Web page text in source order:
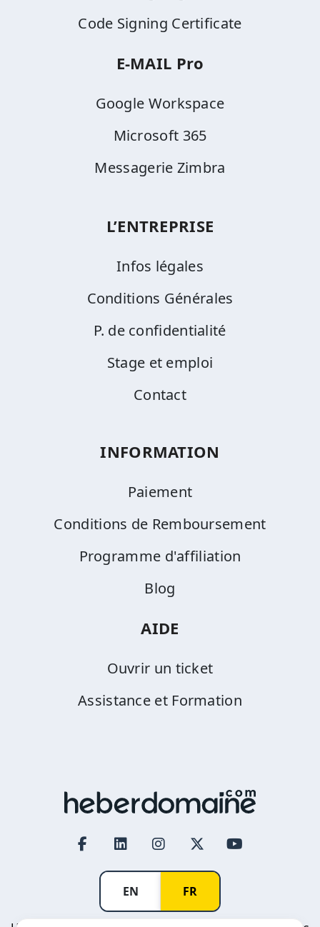
Code Signing Certificate
E-MAIL Pro
Google Workspace
Microsoft 365
Messagerie Zimbra
L’ENTREPRISE
Infos légales
Conditions Générales
P. de confidentialité
Stage et emploi
Contact
INFORMATION
Paiement
Conditions de Remboursement
Programme d'affiliation
Blog
AIDE
Ouvrir un ticket
Assistance et Formation
EN FR